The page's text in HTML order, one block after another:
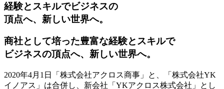
経験とスキルでビジネスの
頂点へ、新しい世界へ。
商社として培った豊富な経験とスキルで
ビジネスの頂点へ、新しい世界へ。
2020年4月1日「株式会社アクロス商事」と、「株式会社YK
イノアス」は合併し、新会社「YKアクロス株式会社」とし